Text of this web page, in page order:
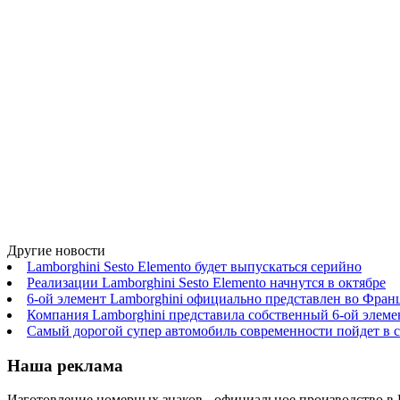
Другие новости
Lamborghini Sesto Elemento будет выпускаться серийно
Реализации Lamborghini Sesto Elemento начнутся в октябре
6-ой элемент Lamborghini официально представлен во
Компания Lamborghini представила собственный 6-ой
Самый дорогой супер автомобиль современности пойдет в
Наша реклама